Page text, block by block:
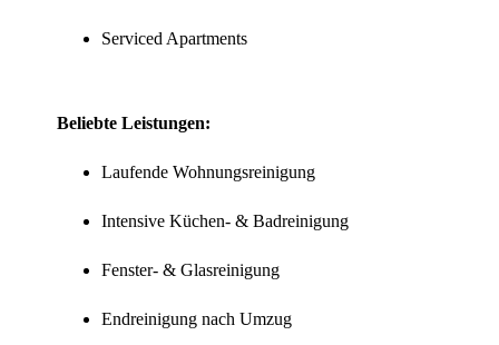
Serviced Apartments
Beliebte Leistungen:
Laufende Wohnungsreinigung
Intensive Küchen- & Badreinigung
Fenster- & Glasreinigung
Endreinigung nach Umzug